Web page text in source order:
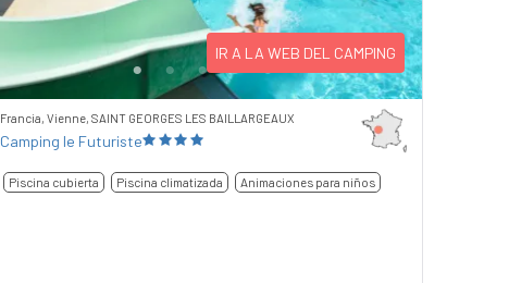
IR A LA WEB DEL CAMPING
Francia, Vienne, SAINT GEORGES LES BAILLARGEAUX
Camping le Futuriste
Piscina cubierta Piscina climatizada Animaciones para niños